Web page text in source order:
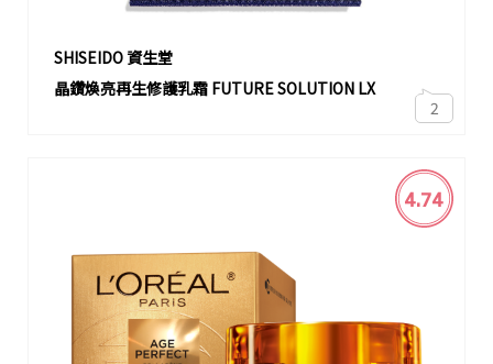
SHISEIDO 資生堂
晶鑽煥亮再生修護乳霜 FUTURE SOLUTION LX
2
4.74